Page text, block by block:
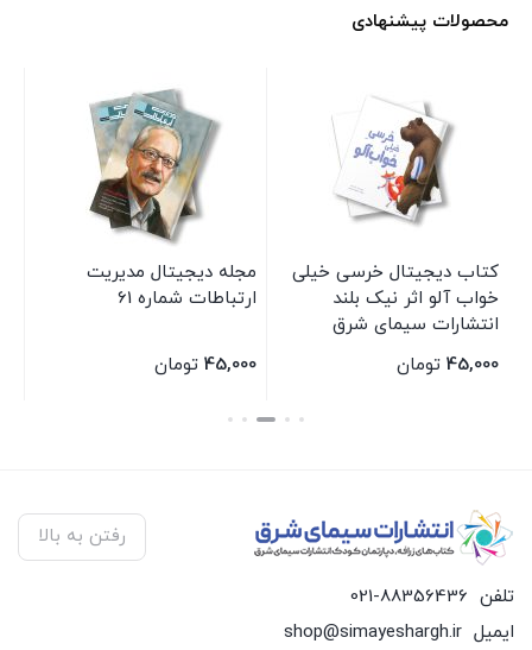
محصولات پیشنهادی
کتاب دیجیتال خرسی خیلی
خواب آلو اثر نیک بلند
انتشارات سیمای شرق
45,000 تومان
مجله دیجیتال مدیریت
ارتباطات شماره 61
45,000 تومان
بستن
رفتن به بالا
تلفن 021-88356436
ایمیل shop@simayeshargh.ir